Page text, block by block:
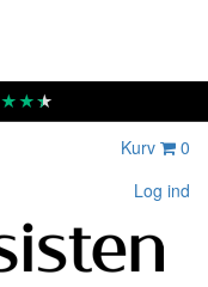
★★★
Kurv
0
Log ind